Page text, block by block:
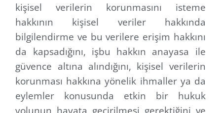
kişisel verilerin korunmasını isteme
hakkının kişisel veriler hakkında
bilgilendirme ve bu verilere erişim hakkını
da kapsadığını, işbu hakkın anayasa ile
güvence altına alındığını, kişisel verilerin
korunması hakkına yönelik ihmaller ya da
eylemler konusunda etkin bir hukuk